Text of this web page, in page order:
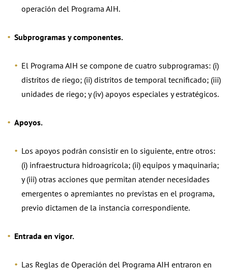
operación del Programa AIH.
Subprogramas y componentes.
El Programa AIH se compone de cuatro subprogramas: (i)
distritos de riego; (ii) distritos de temporal tecnificado; (iii)
unidades de riego; y (iv) apoyos especiales y estratégicos.
Apoyos.
Los apoyos podrán consistir en lo siguiente, entre otros:
(i) infraestructura hidroagrícola; (ii) equipos y maquinaria;
y (iii) otras acciones que permitan atender necesidades
emergentes o apremiantes no previstas en el programa,
previo dictamen de la instancia correspondiente.
Entrada en vigor.
Las Reglas de Operación del Programa AIH entraron en